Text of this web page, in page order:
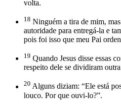
volta.
18 Ninguém a tira de mim,
autoridade para entregá-la e
pois foi isso que meu Pai
19 Quando Jesus disse essas
respeito dele se dividiram
20 Alguns diziam: “Ele está
louco. Por que ouvi-lo?”.